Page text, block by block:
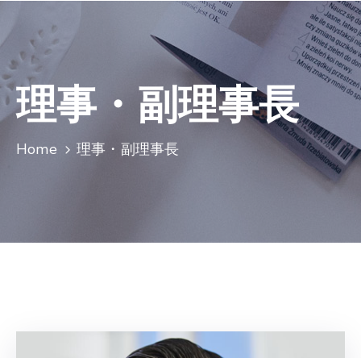
理事・副理事長
Home 理事・副理事長